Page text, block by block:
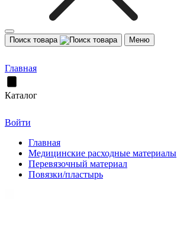
Поиск товара Меню
Главная
Каталог
Войти
Главная
Медицинские расходные материалы
Перевязочный материал
Повязки/пластырь